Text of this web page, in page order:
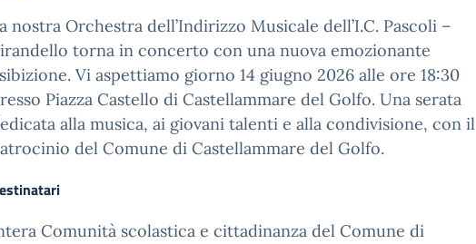
nostra Orchestra dell’Indirizzo Musicale dell’I.C. Pascoli –
torna in concerto con una nuova emozionante
Vi aspettiamo giorno 14 giugno 2026 alle ore 18:30
Piazza Castello di Castellammare del Golfo. Una serata
alla musica, ai giovani talenti e alla condivisione, con il
del Comune di Castellammare del Golfo.
Comunità scolastica e cittadinanza del Comune di